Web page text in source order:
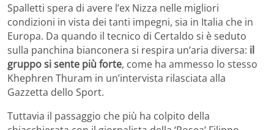
Spalletti spera di avere l’ex Nizza nelle migliori
condizioni in vista dei tanti impegni, sia in Italia che in
Europa. Da quando il tecnico di Certaldo si è seduto
sulla panchina bianconera si respira un’aria diversa: il
gruppo si sente più forte, come ha ammesso lo stesso
Khephren Thuram in un’intervista rilasciata alla
Gazzetta dello Sport.
Tuttavia il passaggio che più ha colpito della